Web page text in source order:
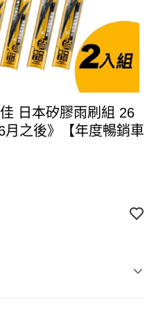
日本矽膠雨刷組 26
月之後》【年度暢銷車